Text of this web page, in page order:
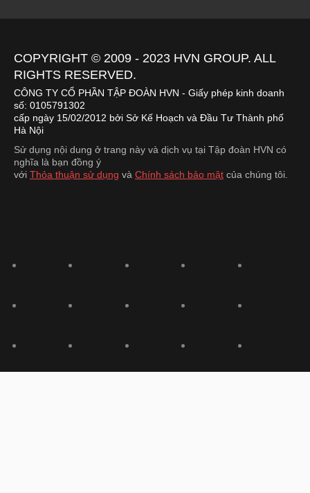
COPYRIGHT © 2009 - 2023 HVN GROUP. ALL
RIGHTS RESERVED.
CÔNG TY CỔ PHẦN TẬP ĐOÀN HVN - Giấy phép kinh doanh
số: 0105791302
cấp ngày 15/02/2012 bởi Sở Kế Hoạch và Đầu Tư Thành phố
Hà Nội
Sử dụng nội dung ở trang này và dịch vụ tại Tập đoàn HVN có
nghĩa là bạn đồng ý
với Thỏa thuận sử dụng và Chính sách bảo mật của chúng tôi.